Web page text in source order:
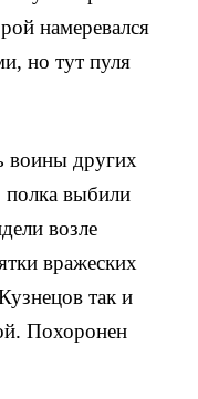
намеревался
но тут пуля
воины других
полка выбили
возле
вражеских
так и
Похоронен